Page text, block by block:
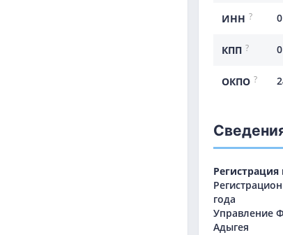
ИНН ?
КПП ?
ОКПО ?
года
Управление
Адыгея